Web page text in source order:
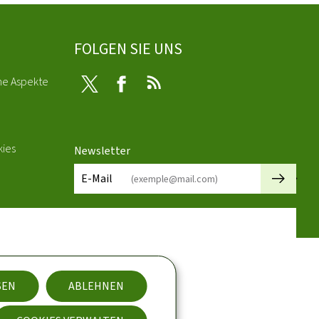
ABLEHNEN
Aspekte
FOLGEN SIE UNS
Twitter Facebook
Newsletter
E-Mail
🡒